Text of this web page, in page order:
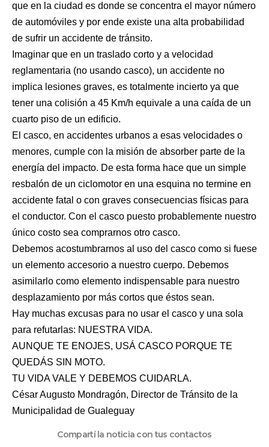
que en la ciudad es donde se concentra el mayor número
de automóviles y por ende existe una alta probabilidad
de sufrir un accidente de tránsito.
Imaginar que en un traslado corto y a velocidad
reglamentaria (no usando casco), un accidente no
implica lesiones graves, es totalmente incierto ya que
tener una colisión a 45 Km/h equivale a una caída de un
cuarto piso de un edificio.
El casco, en accidentes urbanos a esas velocidades o
menores, cumple con la misión de absorber parte de la
energía del impacto. De esta forma hace que un simple
resbalón de un ciclomotor en una esquina no termine en
accidente fatal o con graves consecuencias físicas para
el conductor. Con el casco puesto probablemente nuestro
único costo sea comprarnos otro casco.
Debemos acostumbrarnos al uso del casco como si fuese
un elemento accesorio a nuestro cuerpo. Debemos
asimilarlo como elemento indispensable para nuestro
desplazamiento por más cortos que éstos sean.
Hay muchas excusas para no usar el casco y una sola
para refutarlas: NUESTRA VIDA.
AUNQUE TE ENOJES, USÁ CASCO PORQUE TE
QUEDÁS SIN MOTO.
TU VIDA VALE Y DEBEMOS CUIDARLA.
César Augusto Mondragón, Director de Tránsito de la
Municipalidad de Gualeguay
Compartí la noticia con tus contactos